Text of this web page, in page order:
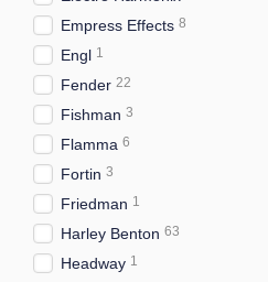
Empress Effects 8
Engl 1
Fender 22
Fishman 3
Flamma 6
Fortin 3
Friedman 1
Harley Benton 63
Headway 1